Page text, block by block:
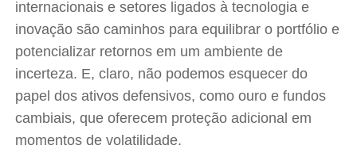
internacionais e setores ligados à tecnologia e
inovação são caminhos para equilibrar o portfólio e
potencializar retornos em um ambiente de
incerteza. E, claro, não podemos esquecer do
papel dos ativos defensivos, como ouro e fundos
cambiais, que oferecem proteção adicional em
momentos de volatilidade.